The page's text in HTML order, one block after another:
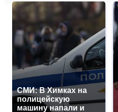
СМИ: В Химках на
полицейскую
машину напали и